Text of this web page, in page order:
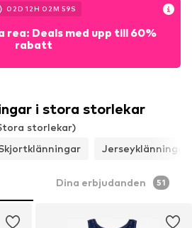
02D 12H 02M 57S
rea: Deals med upp till 60%
rabatt
i stora storlekar
storlekar)
Jerseyklänningar
Dina erbjudanden 51